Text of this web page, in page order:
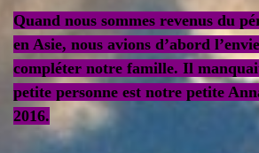
Quand nous sommes revenus du
en Asie, nous avions d’abord
compléter notre famille. Il
petite personne est notre petite
2016.